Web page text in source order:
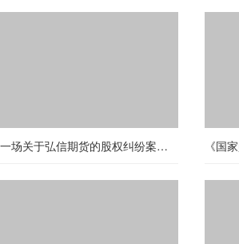
一场关于弘信期货的股权纠纷案（第七十八期）